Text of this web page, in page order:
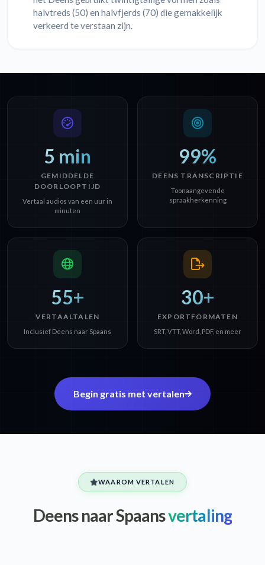
halvtreds (50) en halvfjerds (70) die gemakkelijk
verkeerd te verstaan zijn.
5 min
GEMIDDELDE
DOORLOOPTIJD
Vertaal audios van een uur in
minuten
99%
DEENS TRANSCRIPTIE
Toonaangevende
spraakherkenning
55+
VERTAALTALEN
Inclusief Deens naar Spaans
30+
EXPORTFORMATEN
SRT, VTT, Word, PDF, en meer
Begin gratis met vertalen
WAAROM VERTALEN
Deens naar Spaansvertaling